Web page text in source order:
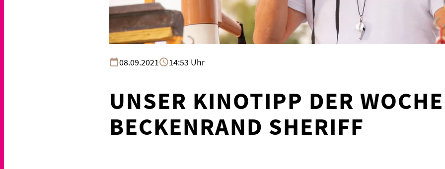
08.09.2021 14:53 Uhr
UNSER KINOTIPP DER
BECKENRAND SHERIFF